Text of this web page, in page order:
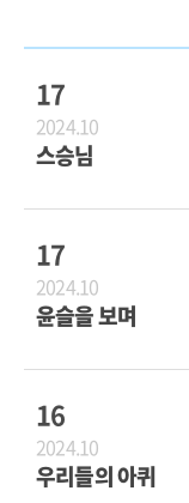
17
2024.10
스승님
17
2024.10
윤슬을 보며
16
2024.10
우리들의 아퀴